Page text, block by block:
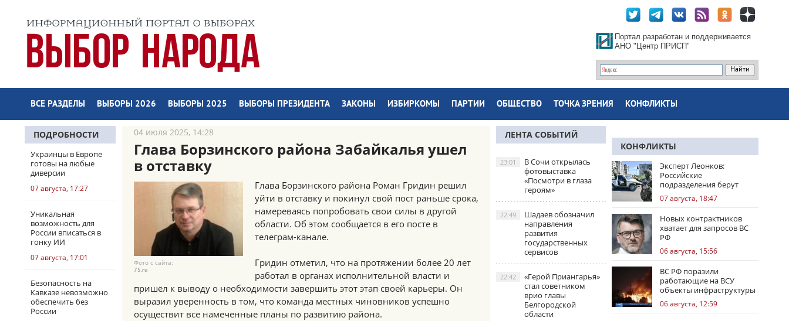
Портал разработан и поддерживается
АНО "Центр ПРИСП"
ВСЕ РАЗДЕЛЫ ВЫБОРЫ 2026 ВЫБОРЫ 2025 ВЫБОРЫ ПРЕЗИДЕНТА ЗАКОНЫ ИЗБИРКОМЫ ПАРТИИ ОБЩЕСТВО ТОЧКА ЗРЕНИЯ КОНФЛИКТЫ
ПОДРОБНОСТИ
Украинцы в Европе
готовы на любые
диверсии
07 августа, 17:27
Уникальная
возможность для
России вписаться в
гонку ИИ
07 августа, 17:01
Безопасность на
Кавказе невозможно
обеспечить без
России
04 июля 2025, 14:28
Глава Борзинского района Забайкалья ушел
в отставку
Фото с сайта:
75.ru
Глава Борзинского района Роман Гридин решил
уйти в отставку и покинул свой пост раньше срока,
намереваясь попробовать свои силы в другой
области. Об этом сообщается в его посте в
телеграм-канале.
Гридин отметил, что на протяжении более 20 лет
работал в органах исполнительной власти и
пришёл к выводу о необходимости завершить этот этап своей карьеры. Он
выразил уверенность в том, что команда местных чиновников успешно
осуществит все намеченные планы по развитию района.
ЛЕНТА СОБЫТИЙ
В Сочи открылась
фотовыставка
«Посмотри в глаза
героям»
23:01
Шадаев обозначил
направления
развития
государственных
сервисов
22:49
«Герой Приангарья»
стал советником
врио главы
Белгородской
области
22:42
КОНФЛИКТЫ
Эксперт Леонков:
Российские
подразделения берут
Доброполье в клещи
07 августа, 18:47
Новых контрактников
хватает для запросов ВС
РФ
06 августа, 15:56
ВС РФ поразили
работающие на ВСУ
объекты инфраструктуры
и центры логистики
06 августа, 12:59